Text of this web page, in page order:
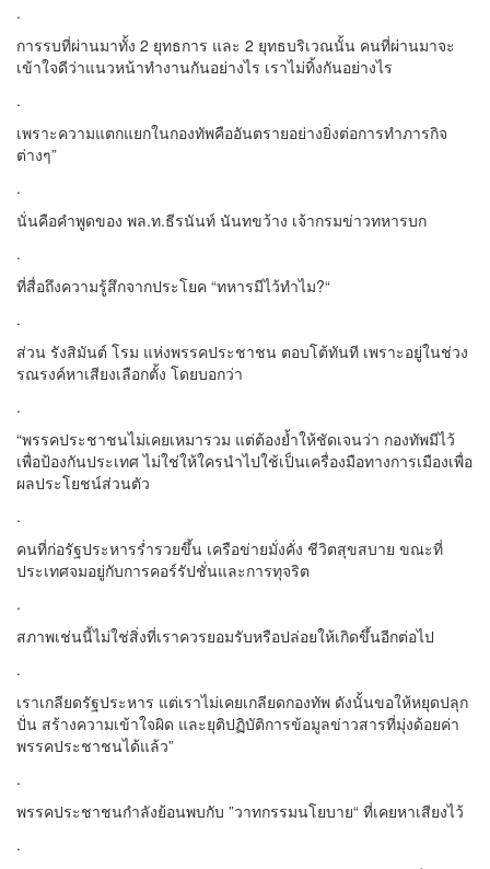
.
การรบที่ผ่านมาทั้ง 2 ยุทธการ และ 2 ยุทธบริเวณนั้น คนที่ผ่านมาจะ
เข้าใจดีว่าแนวหน้าทำงานกันอย่างไร เราไม่ทิ้งกันอย่างไร
.
เพราะความแตกแยกในกองทัพคืออันตรายอย่างยิ่งต่อการทำภารกิจ
ต่างๆ”
.
นั่นคือคำพูดของ พล.ท.ธีรนันท์ นันทขว้าง เจ้ากรมข่าวทหารบก
.
ที่สื่อถึงความรู้สึกจากประโยค “ทหารมีไว้ทำไม?“
.
ส่วน รังสิมันต์ โรม แห่งพรรคประชาชน ตอบโต้ทันที เพราะอยู่ในช่วง
รณรงค์หาเสียงเลือกตั้ง โดยบอกว่า
.
“พรรคประชาชนไม่เคยเหมารวม แต่ต้องย้ำให้ชัดเจนว่า กองทัพมีไว้
เพื่อป้องกันประเทศ ไม่ใช่ให้ใครนำไปใช้เป็นเครื่องมือทางการเมืองเพื่อ
ผลประโยชน์ส่วนตัว
.
คนที่ก่อรัฐประหารร่ำรวยขึ้น เครือข่ายมั่งคั่ง ชีวิตสุขสบาย ขณะที่
ประเทศจมอยู่กับการคอร์รัปชั่นและการทุจริต
.
สภาพเช่นนี้ไม่ใช่สิ่งที่เราควรยอมรับหรือปล่อยให้เกิดขึ้นอีกต่อไป
.
เราเกลียดรัฐประหาร แต่เราไม่เคยเกลียดกองทัพ ดังนั้นขอให้หยุดปลุก
ปั่น สร้างความเข้าใจผิด และยุติปฏิบัติการข้อมูลข่าวสารที่มุ่งด้อยค่า
พรรคประชาชนได้แล้ว”
.
พรรคประชาชนกำลังย้อนพบกับ ”วาทกรรมนโยบาย“ ที่เคยหาเสียงไว้
.